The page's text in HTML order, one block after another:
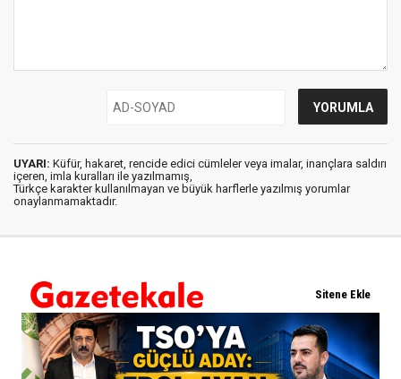
UYARI: Küfür, hakaret, rencide edici cümleler veya imalar, inançlara saldırı
içeren, imla kuralları ile yazılmamış,
Türkçe karakter kullanılmayan ve büyük harflerle yazılmış yorumlar
onaylanmamaktadır.